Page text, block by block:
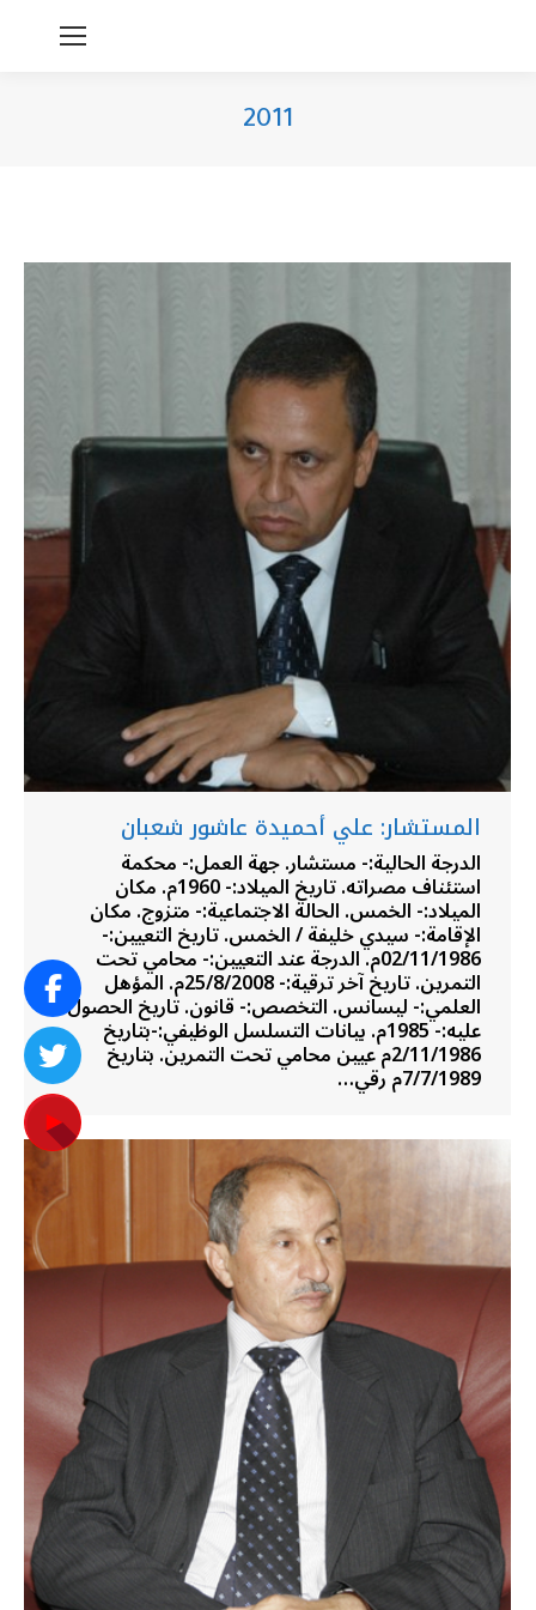
2011
المستشار: علي أحميدة عاشور شعبان
الدرجة الحالية:- مستشار. جهة العمل:- محكمة
استئناف مصراته. تاريخ الميلاد:- 1960م. مكان
الميلاد:- الخمس. الحالة الاجتماعية:- متزوج. مكان
الإقامة:- سيدي خليفة / الخمس. تاريخ التعيين:-
02/11/1986م. الدرجة عند التعيين:- محامي تحت
التمرين. تاريخ آخر ترقية:- 25/8/2008م. المؤهل
العلمي:- ليسانس. التخصص:- قانون. تاريخ الحصول
عليه:- 1985م. بيانات التسلسل الوظيفي:-بتاريخ
2/11/1986م عيين محامي تحت التمرين. بتاريخ
7/7/1989م رقي…